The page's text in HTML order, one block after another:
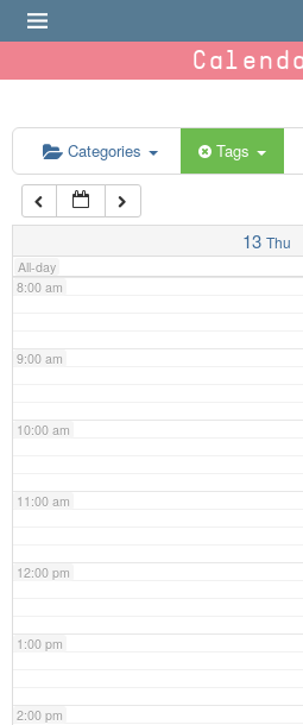
Categories Tags
13 Thu
All-day
6:00 am
7:00 am
8:00 am
9:00 am
10:00 am
11:00 am
12:00 pm
1:00 pm
2:00 pm